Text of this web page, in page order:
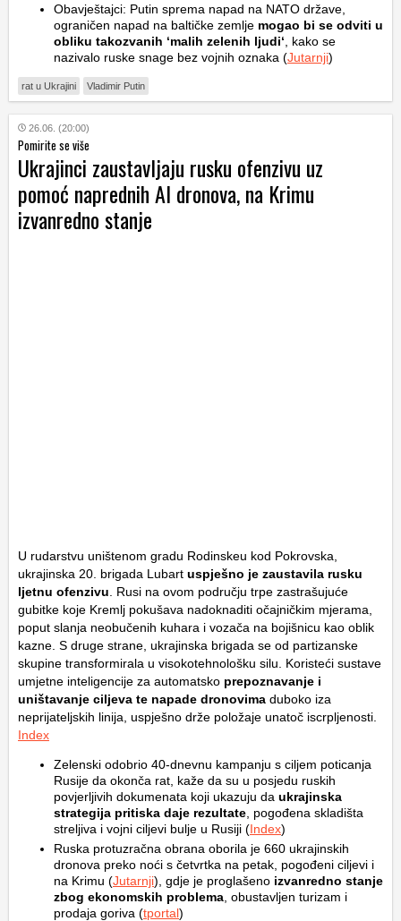
Obavještajci: Putin sprema napad na NATO države,
ograničen napad na baltičke zemlje mogao bi se odviti u
obliku takozvanih ‘malih zelenih ljudi‘ , kako se
nazivalo ruske snage bez vojnih oznaka (Jutarnji)
rat u Ukrajini Vladimir Putin
26.06. (20:00)
Pomirite se više
Ukrajinci zaustavljaju rusku ofenzivu uz
pomoć naprednih AI dronova, na Krimu
izvanredno stanje
U rudarstvu uništenom gradu Rodinskeu kod Pokrovska,
ukrajinska 20. brigada Lubart uspješno je zaustavila rusku
ljetnu ofenzivu . Rusi na ovom području trpe zastrašujuće
gubitke koje Kremlj pokušava nadoknaditi očajničkim mjerama,
poput slanja neobučenih kuhara i vozača na bojišnicu kao oblik
kazne. S druge strane, ukrajinska brigada se od partizanske
skupine transformirala u visokotehnološku silu. Koristeći sustave
umjetne inteligencije za automatsko prepoznavanje i
uništavanje ciljeva te napade dronovima duboko iza
neprijateljskih linija, uspješno drže položaje unatoč iscrpljenosti.
Index
Zelenski odobrio 40-dnevnu kampanju s ciljem poticanja
Rusije da okonča rat, kaže da su u posjedu ruskih
povjerljivih dokumenata koji ukazuju da ukrajinska
strategija pritiska daje rezultate , pogođena skladišta
streljiva i vojni ciljevi bulje u Rusiji (Index)
Ruska protuzračna obrana oborila je 660 ukrajinskih
dronova preko noći s četvrtka na petak, pogođeni ciljevi i
na Krimu (Jutarnji), gdje je proglašeno izvanredno stanje
zbog ekonomskih problema , obustavljen turizam i
prodaja goriva (tportal)